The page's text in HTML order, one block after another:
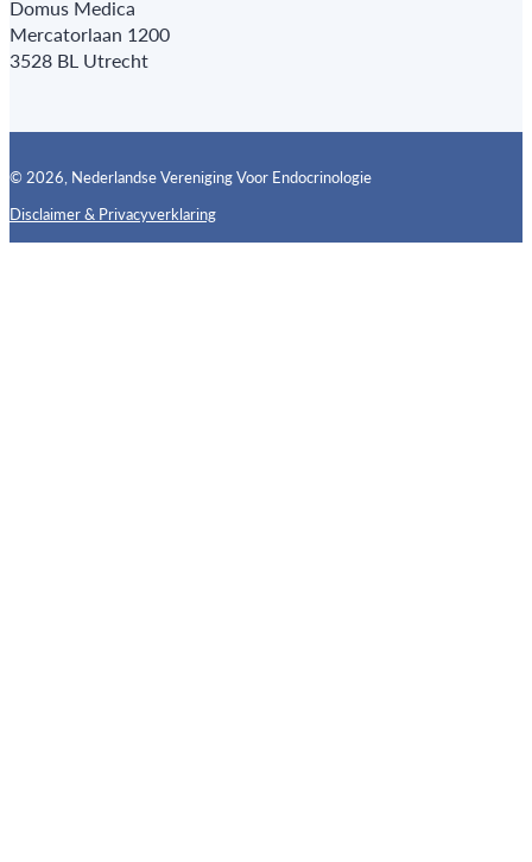
Domus Medica
Mercatorlaan 1200
3528 BL Utrecht
© 2026, Nederlandse Vereniging Voor Endocrinologie
Disclaimer & PrivacyverklaringFollow us on X